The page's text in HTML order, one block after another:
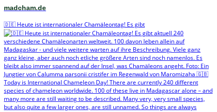
madcham.de
🇩🇪 Heute ist internationaler Chamäleontag! Es gibt